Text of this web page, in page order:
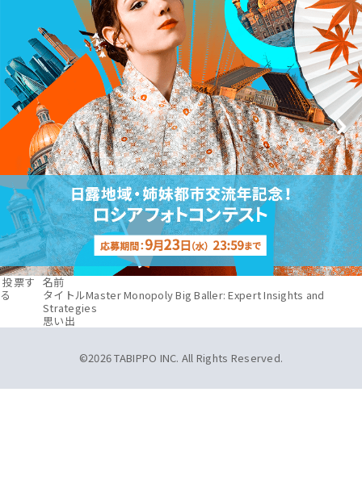
投票す
る
名前
タイトルMaster Monopoly Big Baller: Expert Insights and
Strategies
思い出
©2026 TABIPPO INC. All Rights Reserved.